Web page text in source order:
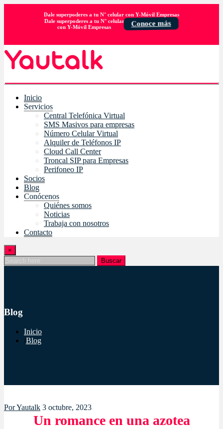
Dale superpoderes a tu N° celular con Y-Móvil Empresas
Dale superpoderes a tu N° celular
con Y-Móvil Empresas
Conoce más
Inicio
Servicios
Central Telefónica Virtual
SMS Masivos para empresas
Número Celular Virtual
Alquiler de Teléfonos IP
Cloud Call Center
Troncal SIP para Empresas
Perifoneo IP
Socios
Blog
Conócenos
Quiénes somos
Noticias
Trabaja con nosotros
Contacto
×
Buscar
Blog
Inicio
Blog
PorYautalk 3 octubre, 2023
Un romance en una azotea